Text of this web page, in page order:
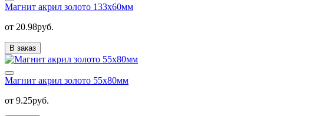
Магнит акрил золото 133х60мм
от 20.98руб.
В заказ
Магнит акрил золото 55х80мм
от 9.25руб.